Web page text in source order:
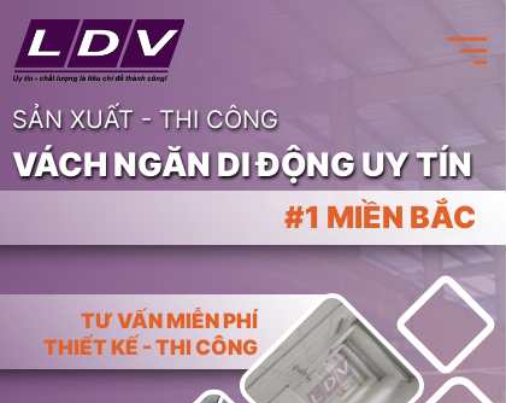
TƯ VẤN MIỄN PHÍ
THIẾT KẾ - THI CÔNG
SẢN XUẤT - THI CÔNG
VÁCH NGĂN DI ĐỘNG UY TÍN
#1 MIỀN BẮC